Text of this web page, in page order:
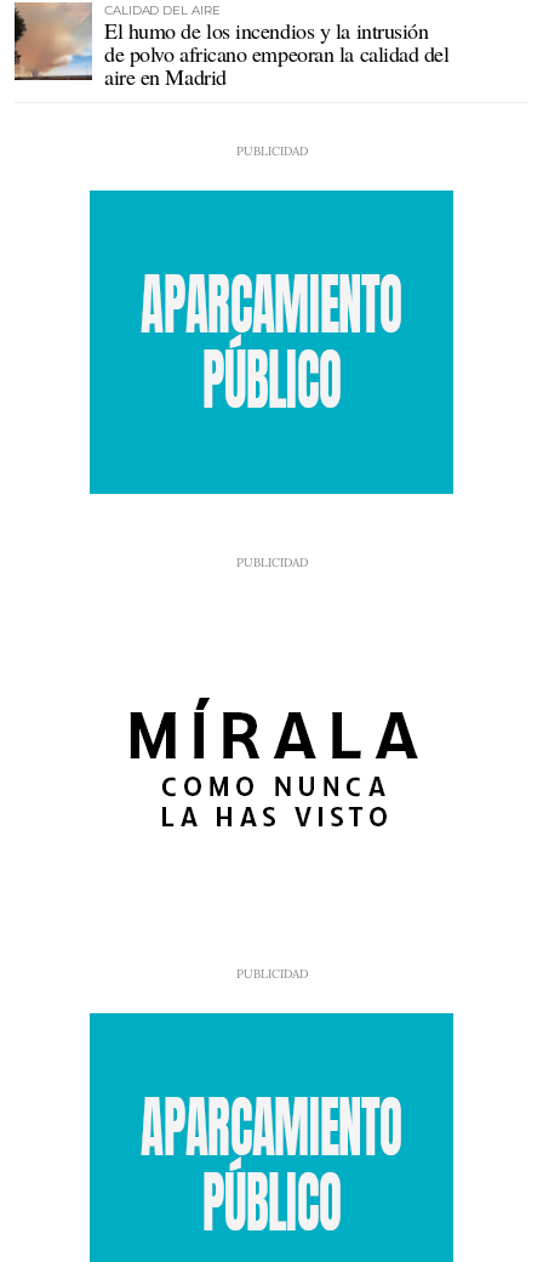
CALIDAD DEL AIRE
El humo de los incendios y la intrusión
de polvo africano empeoran la calidad del
aire en Madrid